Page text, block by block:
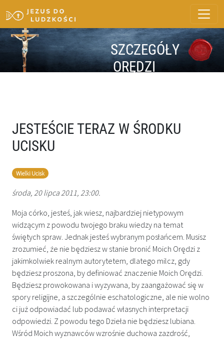
SZCZEGÓŁY
ORĘDZI
JESTEŚCIE TERAZ W ŚRODKU
UCISKU
Wielki Ucisk
środa, 20 lipca 2011, 23:00.
Moja córko, jesteś, jak wiesz, najbardziej nietypowym
widzącym z powodu twojego braku wiedzy na temat
świętych spraw. Jednak jesteś wybranym posłańcem. Musisz
zrozumieć, że nie będziesz w stanie bronić Moich Orędzi z
jakimkolwiek realnym autorytetem, dlatego milcz, gdy
będziesz proszona, by definiować znaczenie Moich Orędzi.
Będziesz prowokowana i wyzywana, by zaangażować się w
spory religijne, a szczególnie eschatologiczne, ale nie wolno
ci już odpowiadać lub podawać własnych interpretacji
odpowiedzi. Z powodu tego Dzieła nie będziesz lubiana.
Wśród Moich wyznawców wzrośnie duchowa zazdrość,